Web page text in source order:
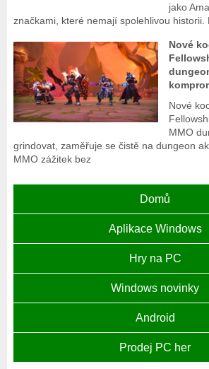
jako
značkami, které nemají spolehlivou historii.
Nové
Nové
MMO
grindovat, zaměřuje se čistě na dungeon
MMO zážitek bez
Domů
Aplikace Windows
Hry na PC
Windows novinky
Android
Prodej PC her